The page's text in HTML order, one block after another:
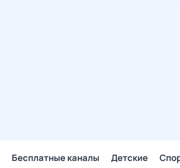
Бесплатные каналы Детские